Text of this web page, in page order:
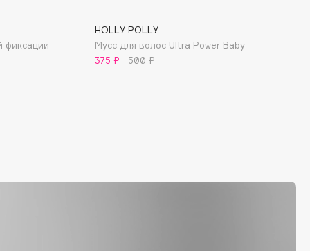
фиксации
HOLLY POLLY
Мусс для волос Ultra Power Baby
375 ₽
500 ₽